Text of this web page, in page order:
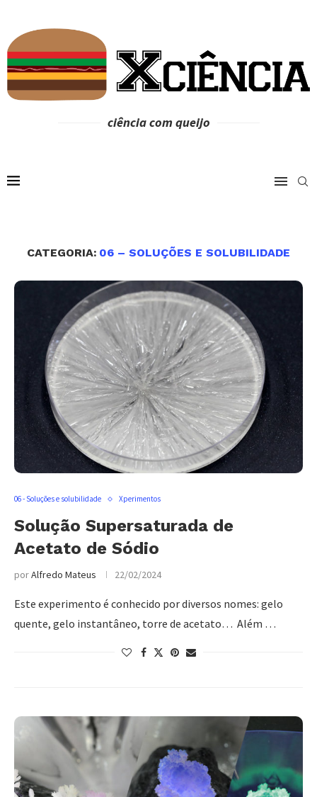
ciência com queijo
CATEGORIA: 06 – SOLUÇÕES E SOLUBILIDADE
06 - Soluções e solubilidade Xperimentos
Solução Supersaturada de
Acetato de Sódio
porAlfredo Mateus 22/02/2024
Este experimento é conhecido por diversos nomes: gelo
quente, gelo instantâneo, torre de acetato… Além …